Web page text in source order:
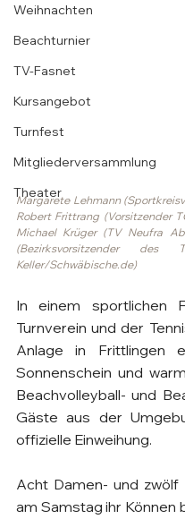
Weihnachten
Beachturnier
TV-Fasnet
Kursangebot
Turnfest
Mitgliederversammlung
Theater
Margarete Lehmann
Robert Frittrang (Vorsitzender
Michael Krüger (TV Neufra
(Bezirksvorsitzender
Keller/Schwäbische.de)
In einem sportlichen
Turnverein und der
Anlage in Frittlingen
Sonnenschein und
Beachvolleyball- und
Gäste aus der
offizielle Einweihung.
Acht Damen- und
am Samstag ihr Können